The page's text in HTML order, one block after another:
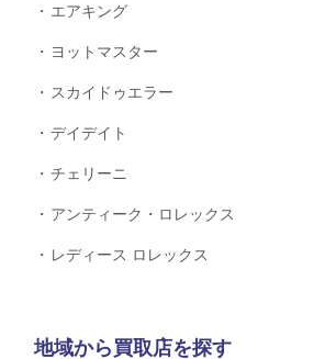
エアキング
ヨットマスター
スカイドゥエラー
デイデイト
チェリーニ
アンティーク・ロレックス
レディース ロレックス
地域から買取店を探す